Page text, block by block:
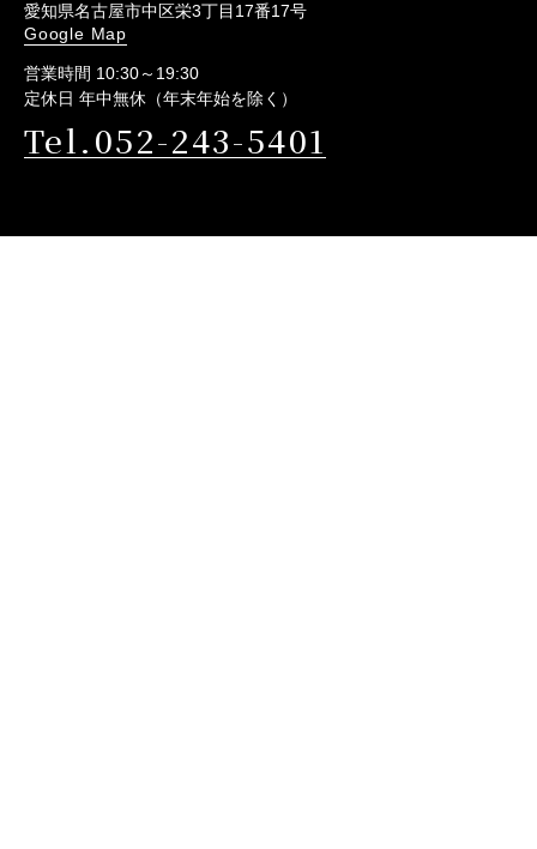
愛知県名古屋市中区栄3丁目17番17号
Google Map
営業時間 10:30～19:30
定休日 年中無休（年末年始を除く）
Tel.052-243-5401